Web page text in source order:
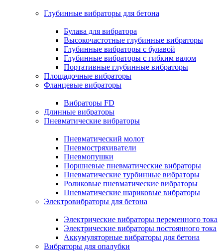
Глубинные вибраторы для бетона
Булава для вибратора
Высокочастотные глубинные вибраторы
Глубинные вибраторы с булавой
Глубинные вибраторы с гибким валом
Портативные глубинные вибраторы
Площадочные вибраторы
Фланцевые вибраторы
Вибраторы FD
Длинные вибраторы
Пневматические вибраторы
Пневматический молот
Пневмостряхиватели
Пневмопушки
Поршневые пневматические вибраторы
Пневматические турбинные вибраторы
Роликовые пневматические вибраторы
Пневматические шариковые вибраторы
Электровибраторы для бетона
Электрические вибраторы переменного тока
Электрические вибраторы постоянного тока
Аккумуляторные вибраторы для бетона
Вибраторы для опалубки